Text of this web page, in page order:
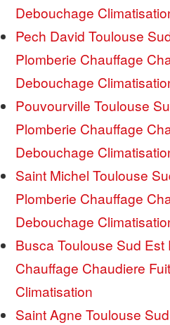
Debouchage
Pech David Toulouse
Plomberie Chauffage
Debouchage
Pouvourville Toulouse
Plomberie Chauffage
Debouchage
Saint Michel Toulouse
Plomberie Chauffage
Debouchage
Busca Toulouse Sud Est
Chauffage Chaudiere
Climatisation
Saint Agne Toulouse